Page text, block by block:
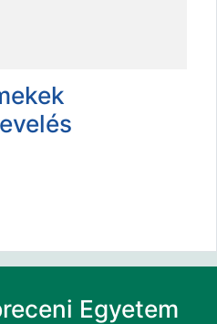
Egyetem